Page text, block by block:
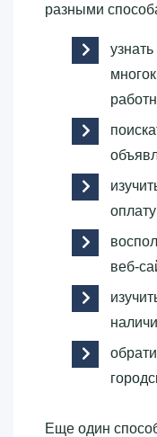
разными
веб-
Еще один